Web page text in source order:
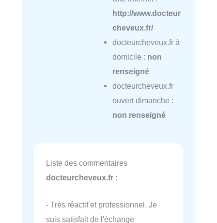
http://www.docteur
cheveux.fr/
docteurcheveux.fr à
domicile : non
renseigné
docteurcheveux.fr
ouvert dimanche :
non renseigné
Liste des commentaires
docteurcheveux.fr :
- Très réactif et professionnel. Je
suis satisfait de l'échange